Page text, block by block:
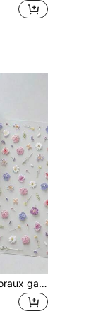
1 pièce Autocollants floraux gaufrés frais, Matériel de scrapbooking & cartes style INS, Autocollants décoratifs de fleurs colorées féminines, Convient pour décorer l'appareil photo, la tasse à eau, le téléphone, la tablette, le cahier, Éléments floraux multicolores mini, Style Mori apaisant, Outil de décoration DIY fait main, Réutilisable & sans résidu, Autocollants décoratifs polyvalents à l'atmosphère fraîche